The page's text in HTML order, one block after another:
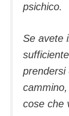
psichico.
Se avete
prendersi
cose che